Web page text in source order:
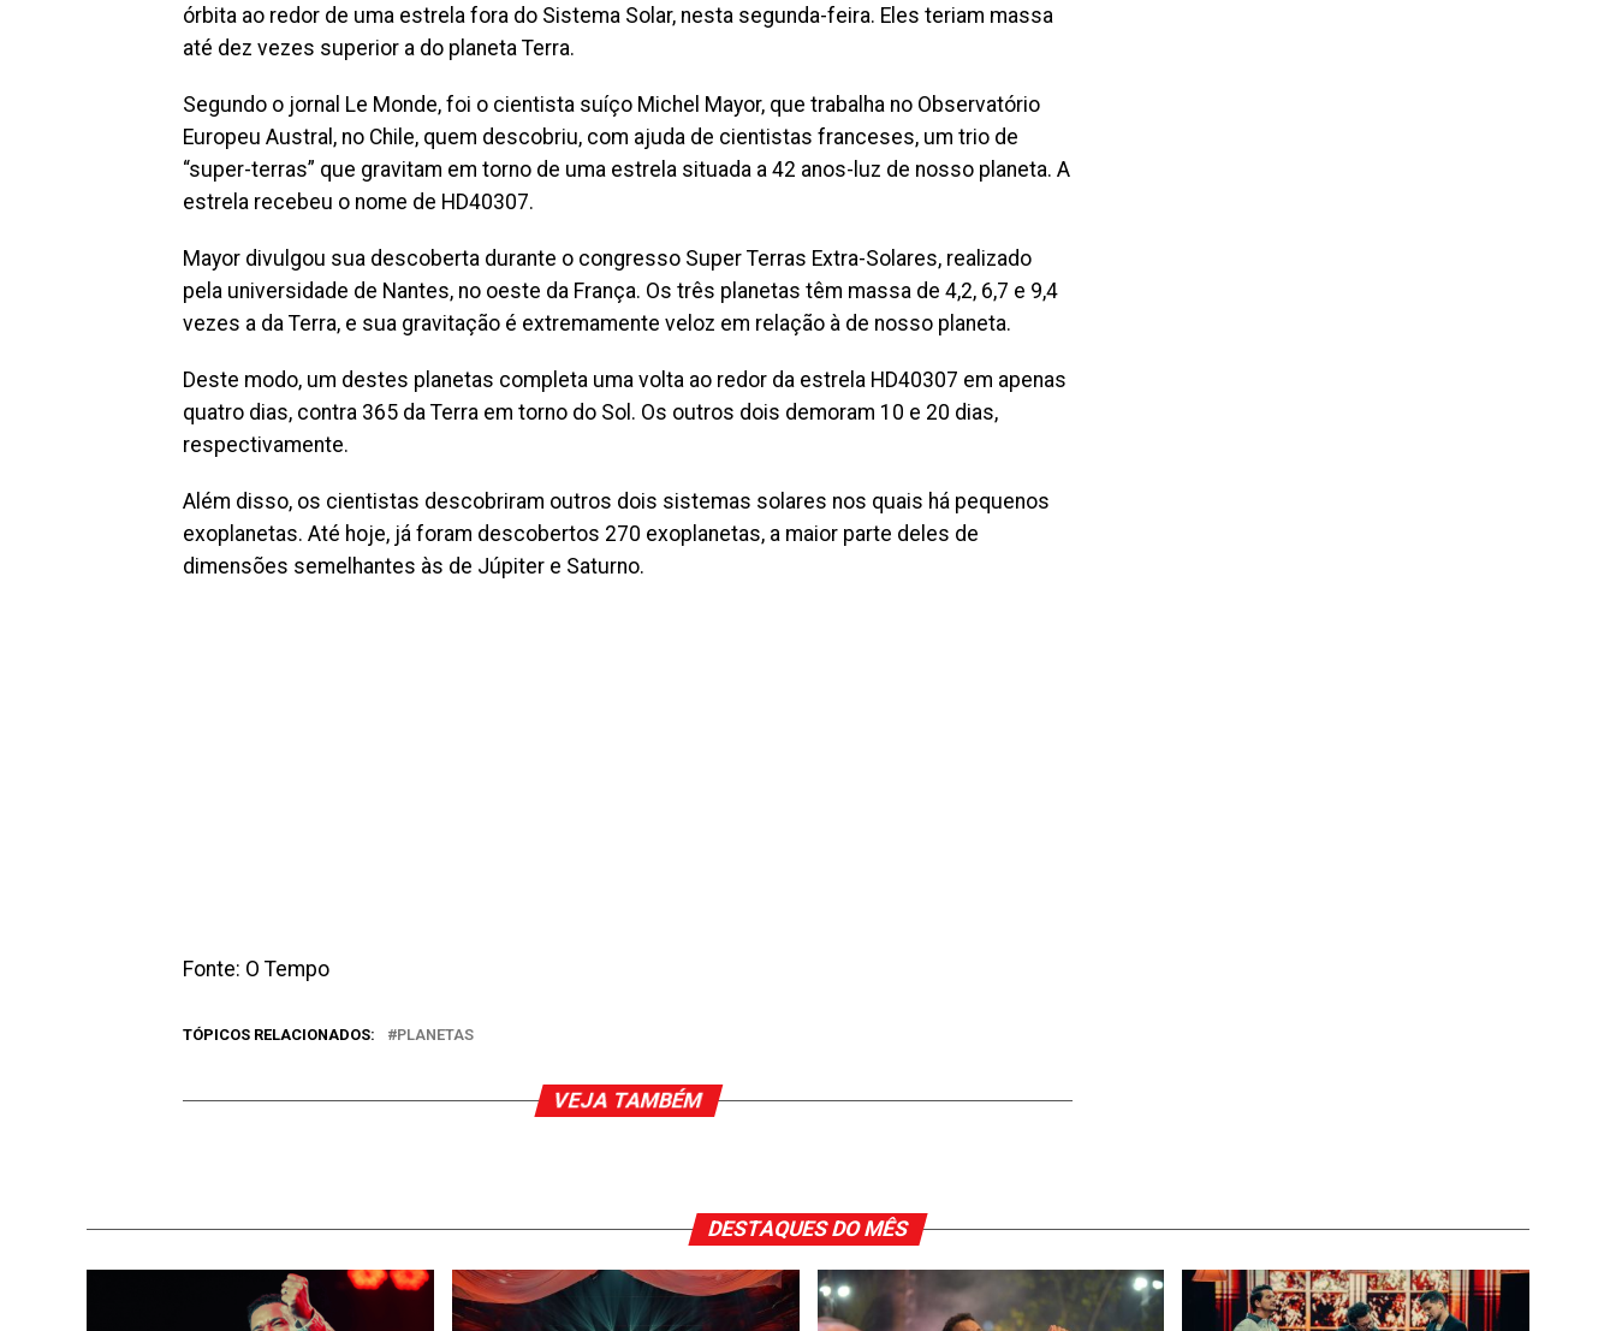
órbita ao redor de uma estrela fora do Sistema Solar, nesta segunda-feira. Eles teriam massa
até dez vezes superior a do planeta Terra.
Segundo o jornal Le Monde, foi o cientista suíço Michel Mayor, que trabalha no Observatório
Europeu Austral, no Chile, quem descobriu, com ajuda de cientistas franceses, um trio de
“super-terras” que gravitam em torno de uma estrela situada a 42 anos-luz de nosso planeta. A
estrela recebeu o nome de HD40307.
Mayor divulgou sua descoberta durante o congresso Super Terras Extra-Solares, realizado
pela universidade de Nantes, no oeste da França. Os três planetas têm massa de 4,2, 6,7 e 9,4
vezes a da Terra, e sua gravitação é extremamente veloz em relação à de nosso planeta.
Deste modo, um destes planetas completa uma volta ao redor da estrela HD40307 em apenas
quatro dias, contra 365 da Terra em torno do Sol. Os outros dois demoram 10 e 20 dias,
respectivamente.
Além disso, os cientistas descobriram outros dois sistemas solares nos quais há pequenos
exoplanetas. Até hoje, já foram descobertos 270 exoplanetas, a maior parte deles de
dimensões semelhantes às de Júpiter e Saturno.
Fonte: O Tempo
TÓPICOS RELACIONADOS: PLANETAS
VEJA TAMBÉM
DESTAQUES DO MÊS